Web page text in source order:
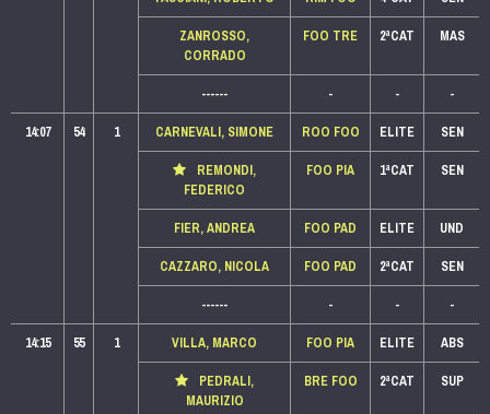
ZANROSSO,
CORRADO
FOO TRE 2ªCAT MAS
------ - -
-
14:07
54 1 CARNEVALI, SIMONE ROO FOO ELITE
SEN
REMONDI,
FEDERICO
FOO PIA 1ªCAT SEN
FIER, ANDREA FOO PAD ELITE
UND
CAZZARO, NICOLA
FOO PAD 2ªCAT
SEN
------
- -
-
14:15
55 1 VILLA, MARCO FOO PIA ELITE
ABS
PEDRALI,
MAURIZIO
BRE FOO 2ªCAT SUP